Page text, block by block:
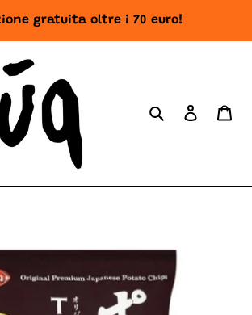
gratuita oltre i 70 euro!
Cerca Accedi